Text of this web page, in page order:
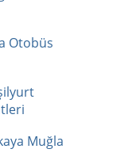
Otobüs
Muğla